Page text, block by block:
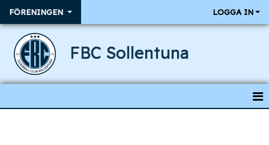
FÖRENINGEN LOGGA IN
FBC Sollentuna